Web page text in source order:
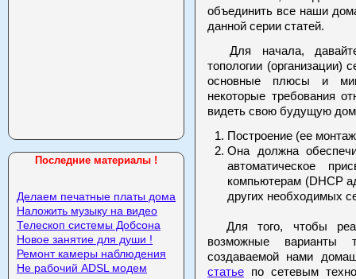
Последние материалы !
Делаем печатные платы дома
Наложить музыку на видео
Телескоп системы Добсона
Новое занятие для души !
Ремонт камеры наблюдения
Не рабочий ADSL модем
объединить все наши
данной серии статей.
Для начала, давайте
топологии (организации)
основные плюсы и
некоторые требования
видеть свою будущую
Построение (ее
Она должна
автоматическое
компьютерам (DHCP
других необходимых
Для того, чтобы
возможные варианты
создаваемой нами
статье по сетевым